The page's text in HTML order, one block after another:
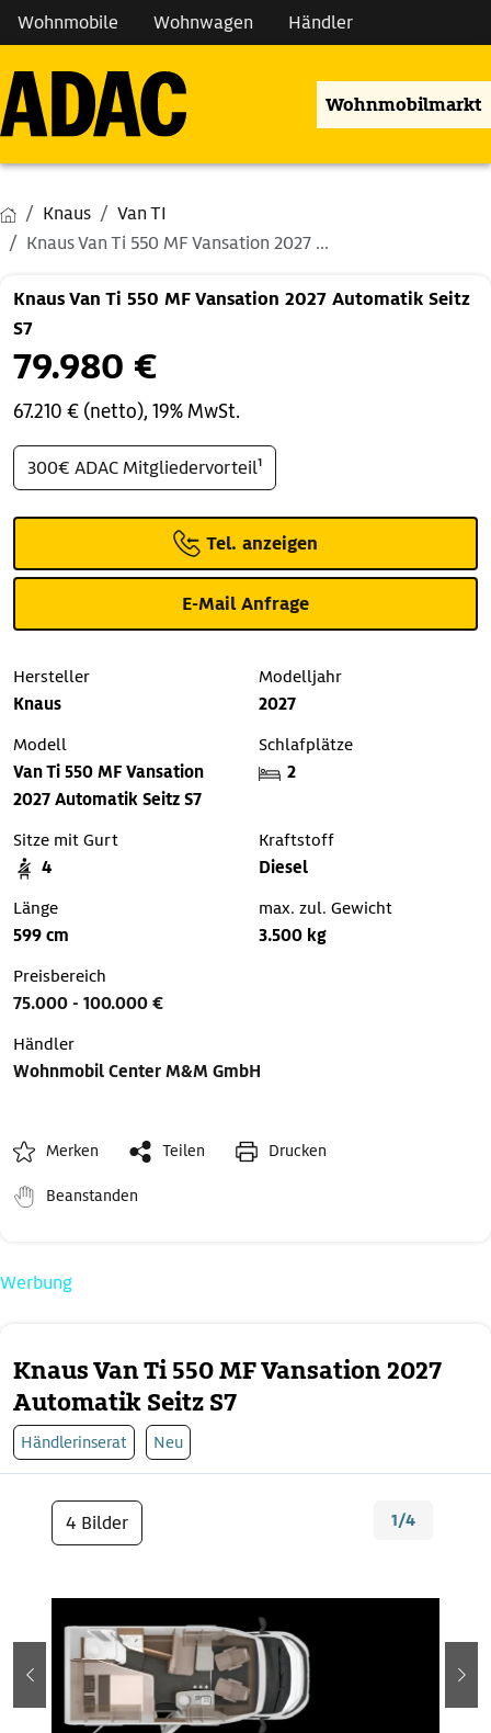
Wohnmobile Wohnwagen Händler
Wohnmobilmarkt
Knaus
Van TI
Knaus Van Ti 550 MF Vansation 2027 ...
Knaus Van Ti 550 MF Vansation 2027
Automatik Seitz S7
Händlerinserat Neu
4 Bilder 1/4
zurück
Knaus Van Ti 550 MF Vansation 2027 Automatik Seitz
S7
79.980 €
67.210 € (netto), 19% MwSt.
300€ ADAC Mitgliedervorteil¹
Tel. anzeigen
E-Mail Anfrage
Hersteller
Knaus
Modelljahr
2027
Modell
Van Ti 550 MF Vansation
2027 Automatik Seitz S7
Schlafplätze
2
Sitze mit Gurt
4
Kraftstoff
Diesel
Länge
599 cm
max. zul. Gewicht
3.500 kg
Preisbereich
75.000 - 100.000 €
Händler
Wohnmobil Center M&M GmbH
Merken Teilen Drucken
Beanstanden
Werbung